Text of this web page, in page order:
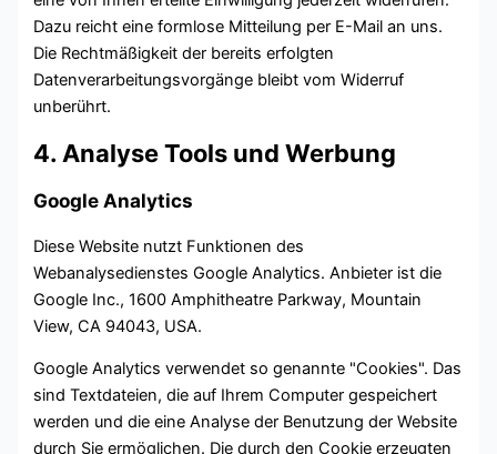
Dazu reicht eine formlose Mitteilung per E-Mail an uns.
Die Rechtmäßigkeit der bereits erfolgten
Datenverarbeitungsvorgänge bleibt vom Widerruf
unberührt.
4. Analyse Tools und Werbung
Google Analytics
Diese Website nutzt Funktionen des
Webanalysedienstes Google Analytics. Anbieter ist die
Google Inc., 1600 Amphitheatre Parkway, Mountain
View, CA 94043, USA.
Google Analytics verwendet so genannte "Cookies". Das
sind Textdateien, die auf Ihrem Computer gespeichert
werden und die eine Analyse der Benutzung der Website
durch Sie ermöglichen. Die durch den Cookie erzeugten